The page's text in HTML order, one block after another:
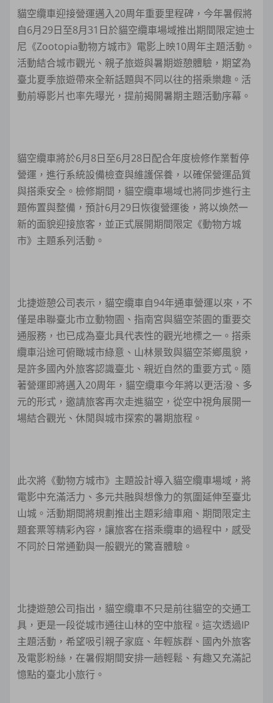
貓空纜車迎接營運邁入20周年重要里程碑，今年暑假將
自6月29日至8月31日於貓空纜車場域推出期間限定迪士
尼《Zootopia動物方城市》電影上映10周年主題活動。
活動結合城市觀光、親子旅遊與暑期遊憩體驗，期望為
臺北夏季旅遊帶來全新話題與不同以往的搭乘樂趣。活
動前導影片也率先曝光，提前揭開暑期主題活動序幕。
貓空纜車將於6月8日至6月28日配合年度檢修作業暫停
營運，進行系統設備檢查與維護保養，以確保營運品質
與搭乘安全。檢修期間，貓空纜車場域也將同步進行主
題佈置與整備，預計6月29日恢復營運後，將以煥然一
新的面貌迎接旅客，並正式展開期間限定《動物方城
市》主題系列活動。
北捷遊憩公司表示，貓空纜車自94年通車營運以來，不
僅是串聯臺北市立動物園、指南宮與貓空茶園的重要交
通服務，也已成為臺北具代表性的觀光地標之一。搭乘
纜車沿途可俯瞰城市綠意、山林景致與貓空茶鄉風貌，
是許多國內外旅客認識臺北、親近自然的重要方式。隨
著營運即將邁入20周年，貓空纜車今年將以更活潑、多
元的形式，邀請旅客再次走進貓空，從空中視角展開一
場結合觀光、休閒與城市探索的暑期旅程。
此次將《動物方城市》主題設計導入貓空纜車場域，將
電影中充滿活力、多元共融與想像力的氛圍延伸至臺北
山城。活動期間將規劃推出主題彩繪車廂、期間限定主
題套票等精彩內容，讓旅客在搭乘纜車的過程中，感受
不同於日常通勤與一般觀光的驚喜體驗。
北捷遊憩公司指出，貓空纜車不只是前往貓空的交通工
具，更是一段從城市通往山林的空中旅程。這次透過IP
主題活動，希望吸引親子家庭、年輕族群、國內外旅客
及電影粉絲，在暑假期間安排一趟輕鬆、有趣又充滿記
憶點的臺北小旅行。